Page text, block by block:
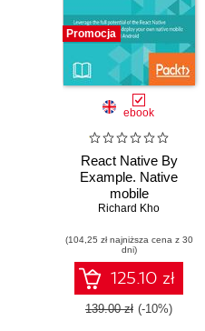
Promocja
ebook
React Native By
Example. Native
mobile
development with
Richard Kho
(104,25 zł najniższa cena z 30
dni)
125.10 zł
139.00 zł (-10%)